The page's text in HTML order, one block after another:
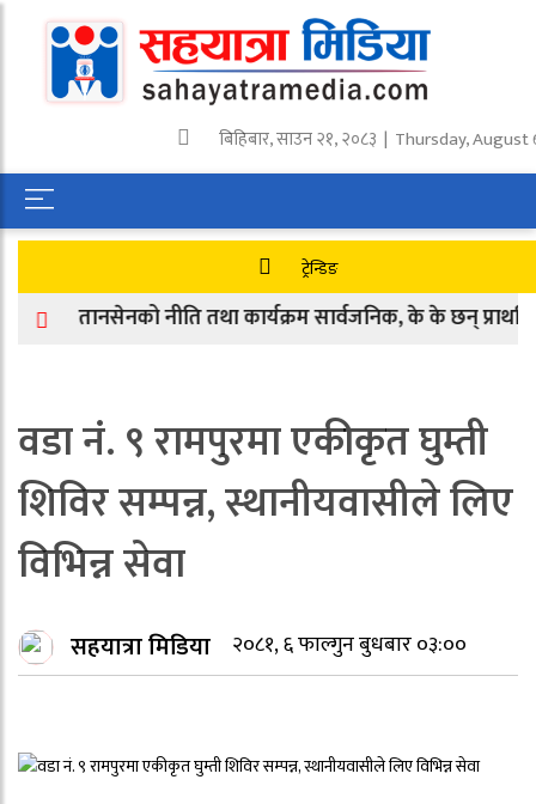
बिहिबार,साउन२१,२०८३ | Thursday, August
ट्रेन्डिङ
तानसेनको नीति तथा कार्यक्रम सार्वजनिक, के के छन्
वडा नं. ९ रामपुरमा एकीकृत घुम्ती
शिविर सम्पन्न, स्थानीयवासीले लिए
विभिन्न सेवा
सहयात्रा मिडिया २०८१, ६ फाल्गुन बुधबार ०३:००